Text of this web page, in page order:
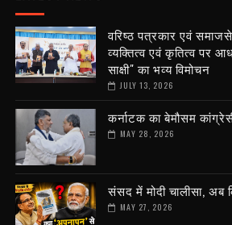
वरिष्ठ पत्रकार एवं
व्यक्तित्व एवं कृतित्व पर
साक्षी" का भव्य विमोचन
JULY 13, 2026
कर्नाटक का बेमौसम
MAY 28, 2026
संसद में मोदी चालीसा, अब
MAY 27, 2026